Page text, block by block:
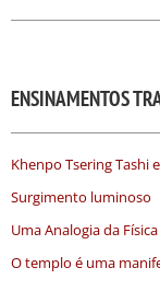
ENSINAMENTOS
Khenpo Tsering Tashi
Surgimento luminoso
Uma Analogia da
O templo é uma